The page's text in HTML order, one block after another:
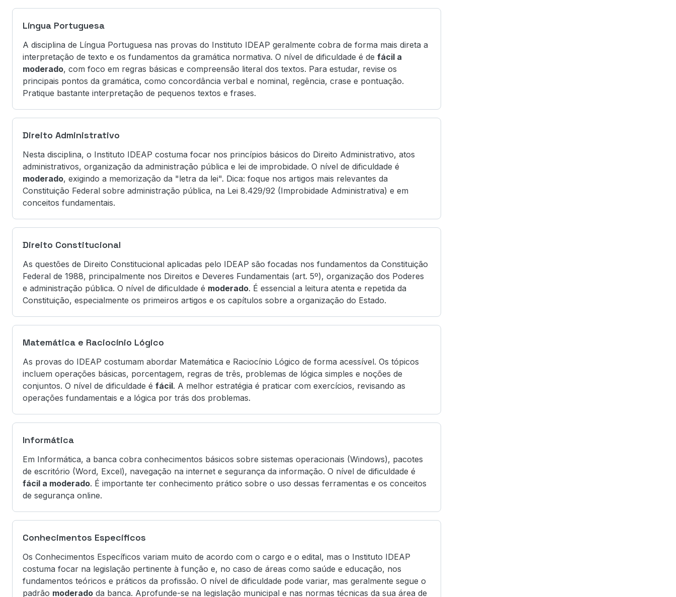
Língua Portuguesa
A disciplina de Língua Portuguesa nas provas do Instituto IDEAP geralmente cobra de forma mais direta a
interpretação de texto e os fundamentos da gramática normativa. O nível de dificuldade é de fácil a
moderado, com foco em regras básicas e compreensão literal dos textos. Para estudar, revise os
principais pontos da gramática, como concordância verbal e nominal, regência, crase e pontuação.
Pratique bastante interpretação de pequenos textos e frases.
Direito Administrativo
Nesta disciplina, o Instituto IDEAP costuma focar nos princípios básicos do Direito Administrativo, atos
administrativos, organização da administração pública e lei de improbidade. O nível de dificuldade é
moderado, exigindo a memorização da "letra da lei". Dica: foque nos artigos mais relevantes da
Constituição Federal sobre administração pública, na Lei 8.429/92 (Improbidade Administrativa) e em
conceitos fundamentais.
Direito Constitucional
As questões de Direito Constitucional aplicadas pelo IDEAP são focadas nos fundamentos da Constituição
Federal de 1988, principalmente nos Direitos e Deveres Fundamentais (art. 5º), organização dos Poderes
e administração pública. O nível de dificuldade é moderado. É essencial a leitura atenta e repetida da
Constituição, especialmente os primeiros artigos e os capítulos sobre a organização do Estado.
Matemática e Raciocínio Lógico
As provas do IDEAP costumam abordar Matemática e Raciocínio Lógico de forma acessível. Os tópicos
incluem operações básicas, porcentagem, regras de três, problemas de lógica simples e noções de
conjuntos. O nível de dificuldade é fácil. A melhor estratégia é praticar com exercícios, revisando as
operações fundamentais e a lógica por trás dos problemas.
Informática
Em Informática, a banca cobra conhecimentos básicos sobre sistemas operacionais (Windows), pacotes
de escritório (Word, Excel), navegação na internet e segurança da informação. O nível de dificuldade é
fácil a moderado. É importante ter conhecimento prático sobre o uso dessas ferramentas e os conceitos
de segurança online.
Conhecimentos Específicos
Os Conhecimentos Específicos variam muito de acordo com o cargo e o edital, mas o Instituto IDEAP
costuma focar na legislação pertinente à função e, no caso de áreas como saúde e educação, nos
fundamentos teóricos e práticos da profissão. O nível de dificuldade pode variar, mas geralmente segue o
padrão moderado da banca. Aprofunde-se na legislação municipal e nas normas técnicas da sua área de